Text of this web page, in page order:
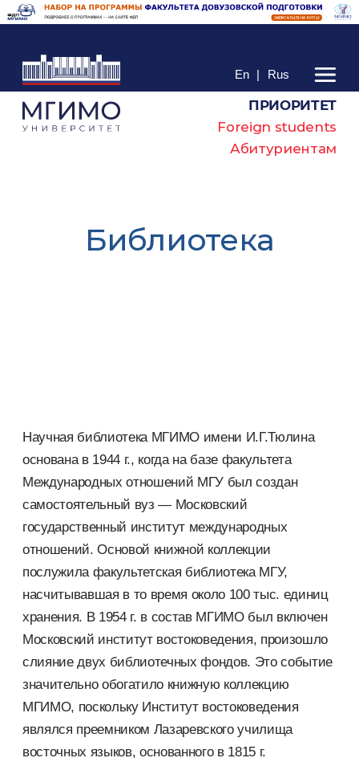
En | Rus
ПРИОРИТЕТ
Foreign students
Абитуриентам
Библиотека
Научная библиотека МГИМО имени И.Г.Тюлина
основана в 1944 г., когда на базе факультета
Международных отношений МГУ был создан
самостоятельный вуз — Московский
государственный институт международных
отношений. Основой книжной коллекции
послужила факультетская библиотека МГУ,
насчитывавшая в то время около 100 тыс. единиц
хранения. В 1954 г. в состав МГИМО был включен
Московский институт востоковедения, произошло
слияние двух библиотечных фондов. Это событие
значительно обогатило книжную коллекцию
МГИМО, поскольку Институт востоковедения
являлся преемником Лазаревского училища
восточных языков, основанного в 1815 г.